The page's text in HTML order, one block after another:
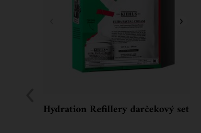
Hydration Refillery darčekový set